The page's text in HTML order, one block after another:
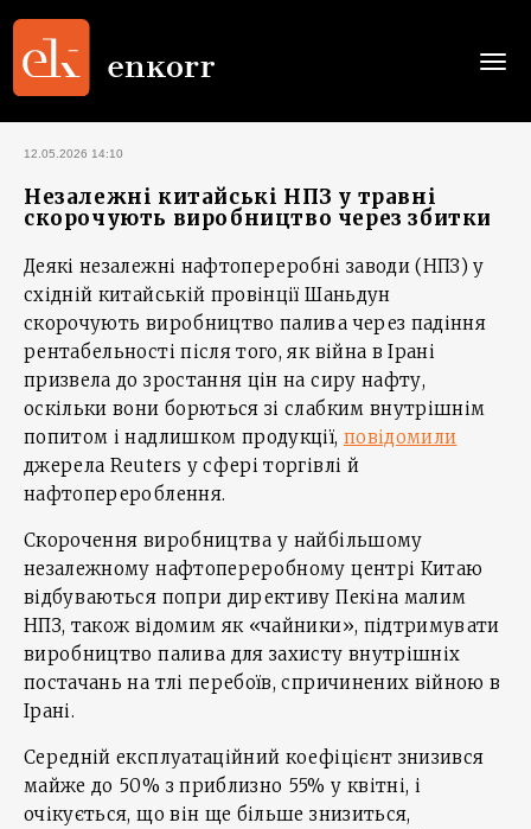
12.05.2026 14:10
Незалежні китайські НПЗ у травні
скорочують виробництво через збитки
Деякі незалежні нафтопереробні заводи (НПЗ) у
східній китайській провінції Шаньдун
скорочують виробництво палива через падіння
рентабельності після того, як війна в Ірані
призвела до зростання цін на сиру нафту,
оскільки вони борються зі слабким внутрішнім
попитом і надлишком продукції, повідомили
джерела Reuters у сфері торгівлі й
нафтоперероблення.
Скорочення виробництва у найбільшому
незалежному нафтопереробному центрі Китаю
відбуваються попри директиву Пекіна малим
НПЗ, також відомим як «чайники», підтримувати
виробництво палива для захисту внутрішніх
постачань на тлі перебоїв, спричинених війною в
Ірані.
Середній експлуатаційний коефіцієнт знизився
майже до 50% з приблизно 55% у квітні, і
очікується, що він ще більше знизиться,